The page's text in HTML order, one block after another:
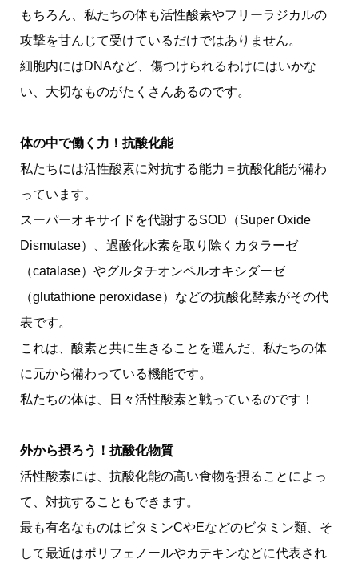
もちろん、私たちの体も活性酸素やフリーラジカルの
攻撃を甘んじて受けているだけではありません。
細胞内にはDNAなど、傷つけられるわけにはいかな
い、大切なものがたくさんあるのです。
体の中で働く力！抗酸化能
私たちには活性酸素に対抗する能力＝抗酸化能が備わ
っています。
スーパーオキサイドを代謝するSOD（Super Oxide
Dismutase）、過酸化水素を取り除くカタラーゼ
（catalase）やグルタチオンペルオキシダーゼ
（glutathione peroxidase）などの抗酸化酵素がその代
表です。
これは、酸素と共に生きることを選んだ、私たちの体
に元から備わっている機能です。
私たちの体は、日々活性酸素と戦っているのです！
外から摂ろう！抗酸化物質
活性酸素には、抗酸化能の高い食物を摂ることによっ
て、対抗することもできます。
最も有名なものはビタミンCやEなどのビタミン類、そ
して最近はポリフェノールやカテキンなどに代表され